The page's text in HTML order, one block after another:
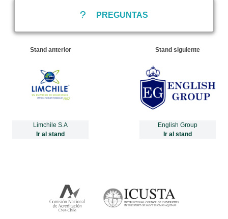
PREGUNTAS
Stand anterior
Limchile S.A
Ir al stand
Stand siguiente
English Group
Ir al stand